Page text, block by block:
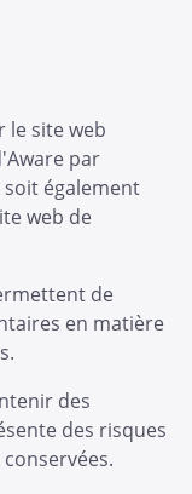
le site web
par
également
web de
de
en matière
des
des risques